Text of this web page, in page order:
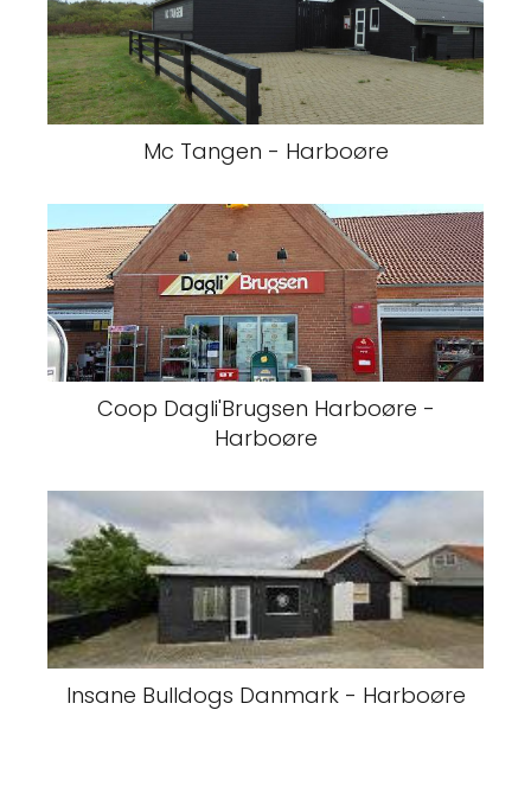
Mc Tangen - Harboøre
Coop Dagli'Brugsen Harboøre -
Harboøre
Insane Bulldogs Danmark - Harboøre